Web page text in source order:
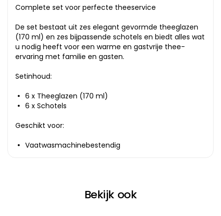
Complete set voor perfecte theeservice
De set bestaat uit zes elegant gevormde theeglazen
(170 ml) en zes bijpassende schotels en biedt alles wat
u nodig heeft voor een warme en gastvrije thee-
ervaring met familie en gasten.
Setinhoud:
6 x Theeglazen (170 ml)
6 x Schotels
Geschikt voor:
Vaatwasmachinebestendig
Bekijk ook